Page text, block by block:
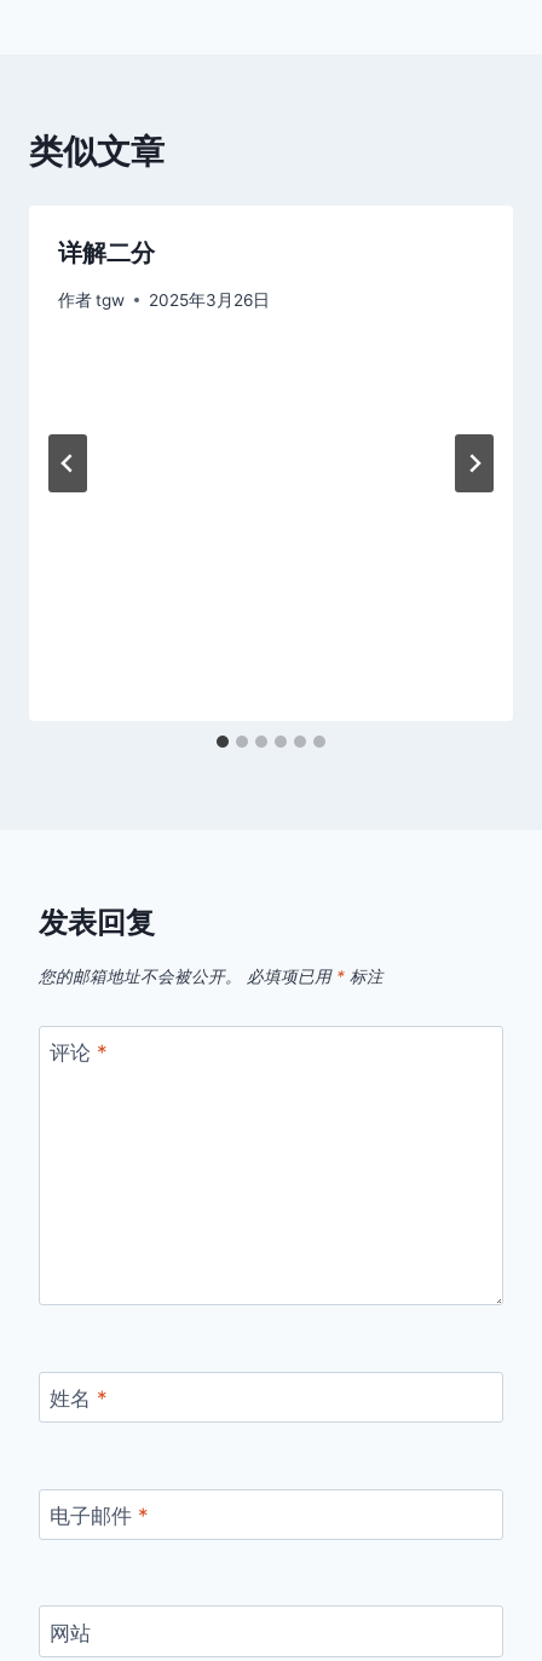
类似文章
详解二分
作者tgw 2025年3月26日
发表回复
您的邮箱地址不会被公开。 必填项已用 * 标注
评论 *
姓名 *
电子邮件 *
网站